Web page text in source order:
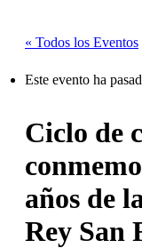
« Todos los Eventos
Este evento ha
Ciclo de
años de
Rey San